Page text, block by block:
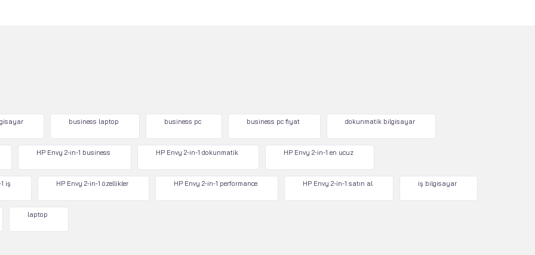
business laptop business pc business pc fiyat dokunmatik bilgisayar
HP Envy 2-in-1 business HP Envy 2-in-1 dokunmatik HP Envy 2-in-1 en ucuz
iş HP Envy 2-in-1 özellikler HP Envy 2-in-1 performance HP Envy 2-in-1 satın al iş bilgisayar
laptop